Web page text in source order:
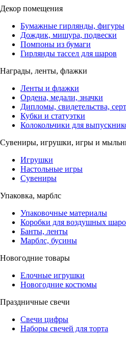
Декор помещения
Бумажные гирлянды, фигуры
Дождик, мишура, подвески
Помпоны из бумаги
Гирлянды тассел для шаров
Награды, ленты, флажки
Ленты и флажки
Ордена, медали, значки
Дипломы, свидетельства,
Кубки и статуэтки
Колокольчики для
Сувениры, игрушки, игры и
Игрушки
Настольные игры
Сувениры
Упаковка, марблс
Упаковочные материалы
Коробки для воздушных
Банты, ленты
Марблс, бусины
Новогодние товары
Елочные игрушки
Новогодние костюмы
Праздничные свечи
Свечи цифры
Наборы свечей для торта